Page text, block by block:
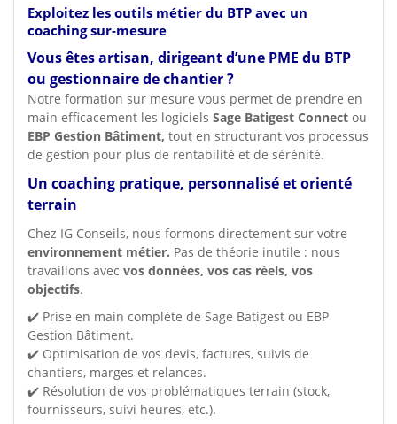
Exploitez les outils métier du BTP avec un
coaching sur-mesure
Vous êtes artisan, dirigeant d’une PME du BTP
ou gestionnaire de chantier ?
Notre formation sur mesure vous permet de prendre en
main efficacement les logiciels Sage Batigest Connect ou
EBP Gestion Bâtiment, tout en structurant vos processus
de gestion pour plus de rentabilité et de sérénité.
Un coaching pratique, personnalisé et orienté
terrain
Chez IG Conseils, nous formons directement sur votre
environnement métier. Pas de théorie inutile : nous
travaillons avec vos données, vos cas réels, vos
objectifs.
✔️ Prise en main complète de Sage Batigest ou EBP
Gestion Bâtiment.
✔️ Optimisation de vos devis, factures, suivis de
chantiers, marges et relances.
✔️ Résolution de vos problématiques terrain (stock,
fournisseurs, suivi heures, etc.).